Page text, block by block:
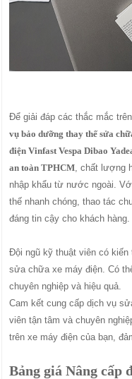
Để giải đáp các thắc mắc trên,
vụ bảo dưỡng thay thế sửa
điện Vinfast Vespa Dibao
an toàn TPHCM , chất lượng
nhập khẩu từ nước ngoài.
thế nhanh chóng, thao tác
đáng tin cậy cho khách hàng.
Đội ngũ kỹ thuật viên có
sửa chữa xe máy điện. Có
chuyên nghiệp và hiệu quả.
Cam kết cung cấp dịch vụ
viên tận tâm và chuyên
trên xe máy điện của bạn,
Bảng giá Nâng cấp